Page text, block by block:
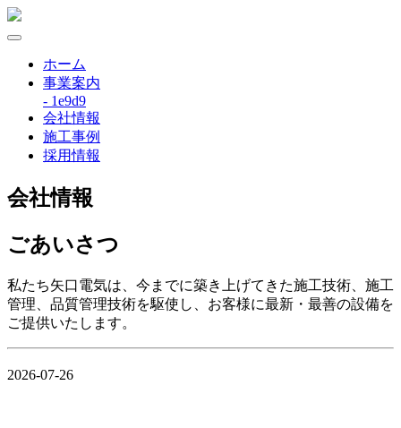
ホーム
事業案内
- 1e9d9
会社情報
施工事例
採用情報
会社情報
ごあいさつ
私たち矢口電気は、今までに築き上げてきた施工技術、施工
管理、品質管理技術を駆使し、お客様に最新・最善の設備を
ご提供いたします。
2026-07-26